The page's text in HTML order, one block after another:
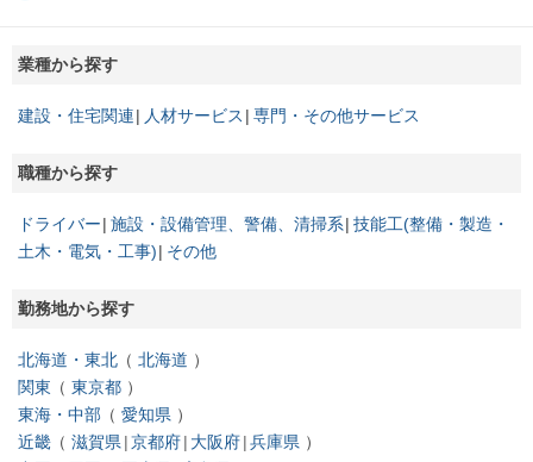
業種から探す
建設・住宅関連 人材サービス 専門・その他サービス
職種から探す
ドライバー 施設・設備管理、警備、清掃系 技能工(整備・製造・
土木・電気・工事)
その他
勤務地から探す
北海道・東北
北海道
関東
東京都
東海・中部
愛知県
近畿
滋賀県 京都府 大阪府 兵庫県